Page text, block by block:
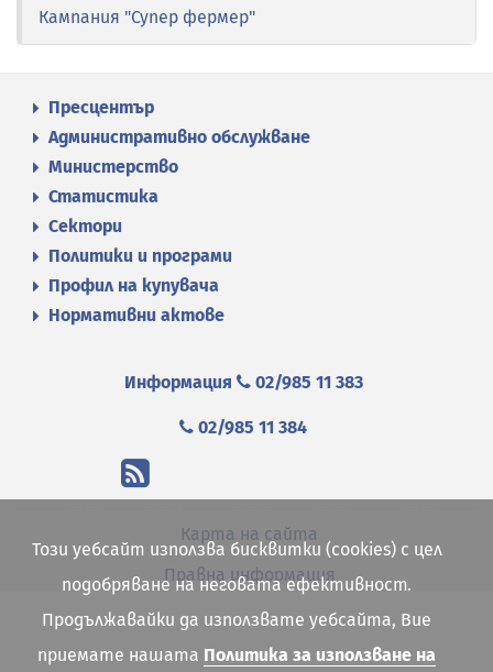
Кампания "Супер фермер"
Пресцентър
Административно обслужване
Министерство
Статистика
Сектори
Политики и програми
Профил на купувача
Нормативни актове
Информация 02/985 11 383
02/985 11 384
Карта на сайта
Правна информация
Този уебсайт използва бисквитки (cookies) с цел
подобряване на неговата ефективност.
Продължавайки да използвате уебсайта, Вие
приемате нашата Политика за използване на